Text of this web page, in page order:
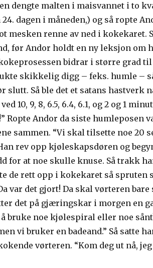
dengte malten i maisvannet i to
dagen i måneden,) og så ropte
mesken renne av ned i kokekaret.
før Andor holdt en ny leksjon om
bidrar i større grad til
skikkelig digg – feks. humle –
slutt. Så ble det et satans hastverk
10, 9, 8, 6.5, 6.4, 6.1, og 2 og 1
Ropte Andor da siste humleposen
sammen. “Vi skal tilsette noe 20
rev opp kjøleskapsdøren og
for at noe skulle knuse. Så trakk
de rett opp i kokekaret så spruten
var det gjort! Da skal vørteren bare
det på gjæringskar i morgen en
bruke noe kjølespiral eller noe
vi bruker en badeand.” Så satte
vørteren. “Kom deg ut nå,